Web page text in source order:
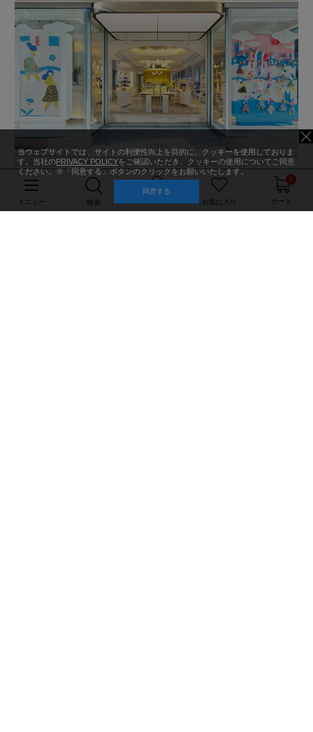
メニュー 検索 お気に入り
0
カート
当ウェブサイトでは、サイトの利便性向上を目的に、クッキーを使用しておりま
す。当社のPRIVACY POLICYをご確認いただき、クッキーの使用についてご同意
ください。※「同意する」ボタンのクリックをお願いいたします。
同意する